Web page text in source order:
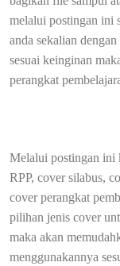
melalui postingan ini
anda sekalian
sesuai keinginan
perangkat
Melalui postingan ini
RPP, cover silabus,
cover perangkat
pilihan jenis cover
maka akan
menggunakannya